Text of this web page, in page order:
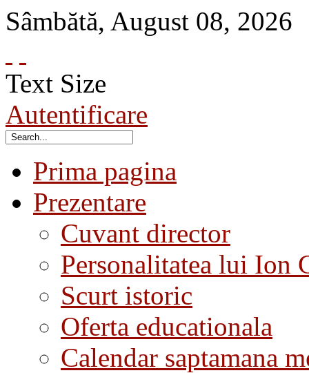
Sâmbătă, August 08, 2026
Text Size
Autentificare
Prima pagina
Prezentare
Cuvant director
Personalitatea lui Ion
Scurt istoric
Oferta educationala
Calendar saptamana